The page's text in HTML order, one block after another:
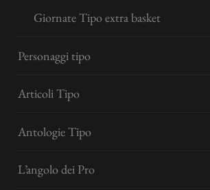
Giornate Tipo extra basket
Personaggi tipo
Articoli Tipo
Antologie Tipo
L’angolo dei Pro